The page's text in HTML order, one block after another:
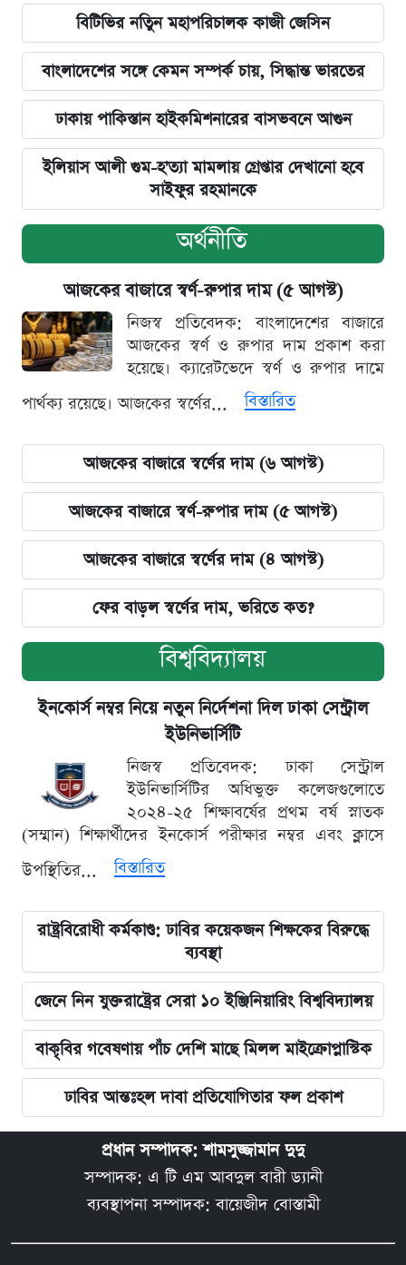
বিটিভির নতিুন মহাপরিচালক কাজী জেসিন
বাংলাদেশের সঙ্গে কেমন সম্পর্ক চায়, সিদ্ধান্ত ভারতের
ঢাকায় পাকিস্তান হাইকমিশনারের বাসভবনে আগুন
ইলিয়াস আলী গুম-হ'ত্যা মামলায় গ্রেপ্তার দেখানো হবে
সাইফুর রহমানকে
অর্থনীতি
আজকের বাজারে স্বর্ণ-রুপার দাম (৫ আগস্ট)
নিজস্ব প্রতিবেদক: বাংলাদেশের বাজারে
আজকের স্বর্ণ ও রুপার দাম প্রকাশ করা
হয়েছে। ক্যারেটভেদে স্বর্ণ ও রুপার দামে
পার্থক্য রয়েছে। আজকের স্বর্ণের...
বিস্তারিত
আজকের বাজারে স্বর্ণের দাম (৬ আগস্ট)
আজকের বাজারে স্বর্ণ-রুপার দাম (৫ আগস্ট)
আজকের বাজারে স্বর্ণের দাম (৪ আগস্ট)
ফের বাড়ল স্বর্ণের দাম, ভরিতে কত?
বিশ্ববিদ্যালয়
ইনকোর্স নম্বর নিয়ে নতুন নির্দেশনা দিল ঢাকা সেন্ট্রাল
ইউনিভার্সিটি
নিজস্ব প্রতিবেদক: ঢাকা সেন্ট্রাল
ইউনিভার্সিটির অধিভুক্ত কলেজগুলোতে
২০২৪-২৫ শিক্ষাবর্ষের প্রথম বর্ষ স্নাতক
(সম্মান) শিক্ষার্থীদের ইনকোর্স পরীক্ষার নম্বর এবং ক্লাসে
উপস্থিতির...
বিস্তারিত
রাষ্ট্রবিরোধী কর্মকাণ্ড: ঢাবির কয়েকজন শিক্ষকের বিরুদ্ধে
ব্যবস্থা
জেনে নিন যুক্তরাষ্ট্রের সেরা ১০ ইঞ্জিনিয়ারিং বিশ্ববিদ্যালয়
বাকৃবির গবেষণায় পাঁচ দেশি মাছে মিলল মাইক্রোপ্লাস্টিক
ঢাবির আন্তঃহল দাবা প্রতিযোগিতার ফল প্রকাশ
প্রধান সম্পাদক: শামসুজ্জামান দুদু
সম্পাদক: এ টি এম আবদুল বারী ড্যানী
ব্যবস্থাপনা সম্পাদক: বায়েজীদ বোস্তামী